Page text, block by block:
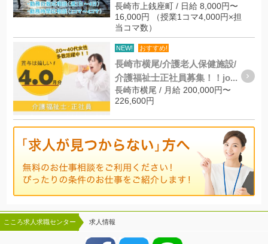
長崎市上銭座町 / 日給 8,000円〜
16,000円 （授業1コマ4,000円×担
当コマ数）
NEW! おすすめ!
長崎市横尾/介護老人保健施設/
介護福祉士正社員募集！！jo...
長崎市横尾 / 月給 200,000円〜
226,600円
こころ求人求職センター 求人情報